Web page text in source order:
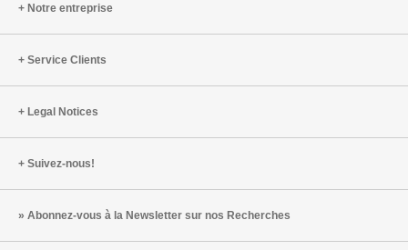
Notre entreprise
Service Clients
Legal Notices
Suivez-nous!
Abonnez-vous à la Newsletter sur nos Recherches